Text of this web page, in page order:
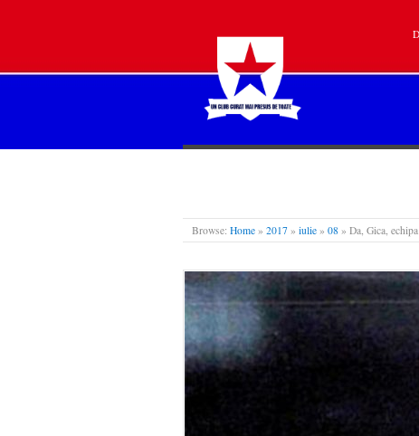
STEAUA LIBERĂ
Browse: Home » 2017 » iulie » 08 » Da, Gica,